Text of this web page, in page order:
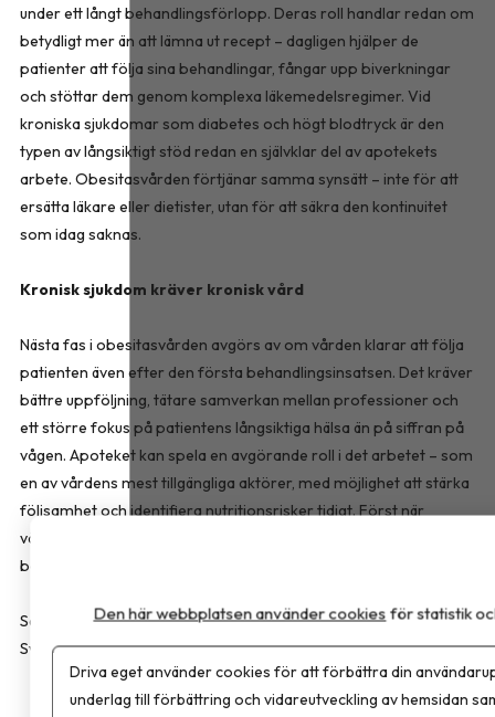
under ett långt behandlingsförlopp. Deras roll handlar redan om
betydligt mer än att lämna ut recept – dagligen hjälper de
patienter att följa sina behandlingar, fångar upp biverkningar
och stöttar dem genom komplexa läkemedelsregimer. Vid
kroniska sjukdomar som diabetes och högt blodtryck är den
typen av långsiktigt stöd redan en självklar del av apotekets
arbete. Obesitasvården förtjänar samma synsätt – inte för att
ersätta läkare eller dietister, utan för att säkra den kontinuitet
som idag saknas.
Kronisk sjukdom kräver kronisk vård
Nästa fas i obesitasvården avgörs av om vården klarar att följa
patienten även efter den första behandlingsinsatsen. Det kräver
bättre uppföljning, tätare samverkan mellan professioner och
ett större fokus på patientens långsiktiga hälsa än på siffran på
vågen. Apoteket kan spela en avgörande roll i det arbetet – som
en av vårdens mest tillgängliga aktörer, med möjlighet att stärka
följsamhet och identifiera nutritionsrisker tidigt. Först när
vårdsystemet tar ansvar för hela patientresan kan vi säga att vi
behandlar obesitas som den kroniska sjukdom den faktiskt är.
Sara Bussqvist är leg. dietist och produktspecialist hos FitForMe,
Sverige som erbjuder kosttillskott inom överviktsvård.
Den här webbplatsen använder cookies för statistik
Driva eget använder cookies för att förbättra din
underlag till förbättring och vidareutveckling av hemsidan